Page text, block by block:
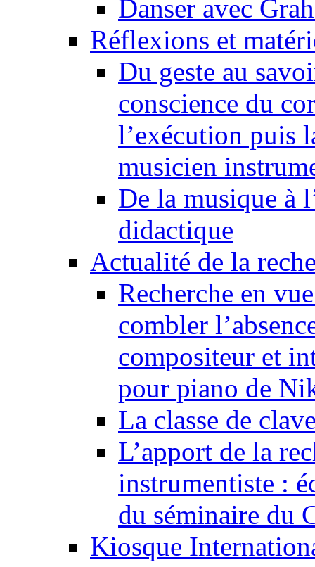
Danser avec
Réflexions et
Du geste au
conscience du
l’exécution puis
musicien
De la musique à
didactique
Actualité de la
Recherche en
combler
compositeur et
pour piano de
La classe de
L’apport de la
instrumentiste :
du séminaire du
Kiosque